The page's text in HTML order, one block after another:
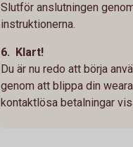
Slutför anslutningen
instruktionerna.
6. Klart!
Du är nu redo att börja
genom att blippa din
kontaktlösa betalningar